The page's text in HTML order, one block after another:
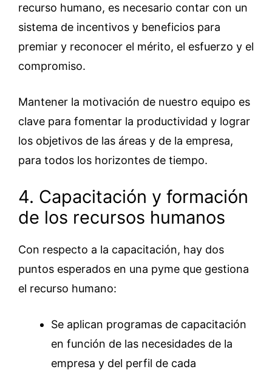
recurso humano, es necesario contar con un
sistema de incentivos y beneficios para
premiar y reconocer el mérito, el esfuerzo y el
compromiso.
Mantener la motivación de nuestro equipo es
clave para fomentar la productividad y lograr
los objetivos de las áreas y de la empresa,
para todos los horizontes de tiempo.
4. Capacitación y formación
de los recursos humanos
Con respecto a la capacitación, hay dos
puntos esperados en una pyme que gestiona
el recurso humano:
Se aplican programas de capacitación
en función de las necesidades de la
empresa y del perfil de cada